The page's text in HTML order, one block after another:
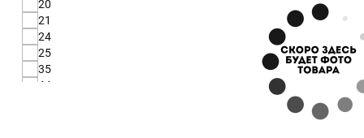
RAL 8019 серо-коричневый
RAL 9000 зимний белый
RAL 9002 светло-серый
RAL 9002 серо-белый
RAL 9003 сигнальный белый
20
21
24
25
35
44